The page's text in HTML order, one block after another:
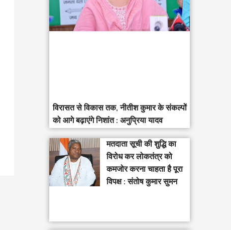
विरासत से विकास तक, नीतीश कुमार के संकल्पों
को आगे बढ़ाएंगे निशांत : अनुप्रिया यादव
मतदाता सूची की शुद्धि का
विरोध कर लोकतंत्र को
कमजोर करना चाहता है पूरा
विपक्ष : संतोष कुमार सुमन